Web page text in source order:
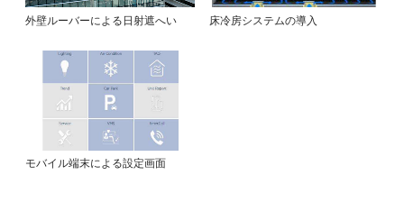
外壁ルーバーによる日射遮へい 床冷房システムの導入
モバイル端末による設定画面